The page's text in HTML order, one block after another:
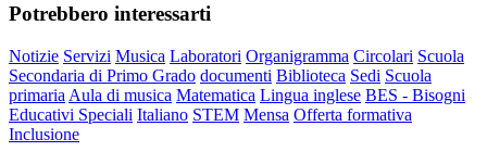
Potrebbero interessarti
Notizie Servizi Musica Laboratori Organigramma Circolari Scuola
Secondaria di Primo Grado documenti Biblioteca Sedi Scuola
primaria Aula di musica Matematica Lingua inglese BES - Bisogni
Educativi Speciali Italiano STEM Mensa Offerta formativa
Inclusione